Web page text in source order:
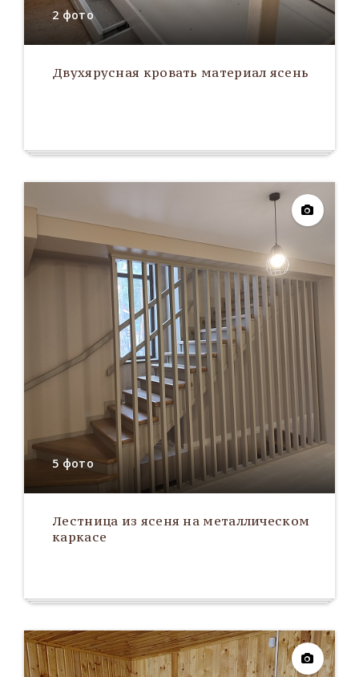
2 фото
Двухярусная кровать материал ясень
5 фото
Лестница из ясеня на металлическом
каркасе